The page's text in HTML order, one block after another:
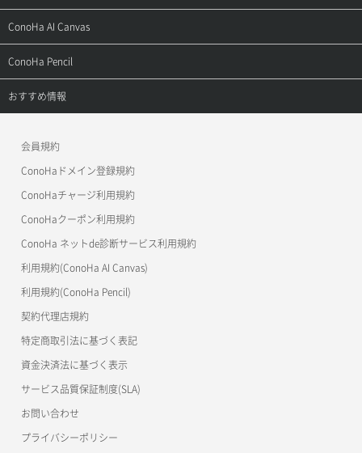
お問い合わせ
お乗り換えガイド
よくある質問
APIドキュメントVPS2.0
APIドキュメントVPS3.0
ご利用ガイド
APIドキュメントVPS2.0
APIドキュメントVPS3.0
サポートトップ
ご利用ガイド
ConoHa AI Canvas
サポートトップ
ご利用ガイド
ConoHa Pencil
サポートトップ
おすすめ情報
美雲このは徹底ガイド
会員規約
ConoHaドメイン登録規約
ConoHaチャージ利用規約
ConoHaクーポン利用規約
ConoHa ネットde診断サービス利用規約
利用規約(ConoHa AI Canvas)
利用規約(ConoHa Pencil)
契約代理店規約
特定商取引法に基づく表記
資金決済法に基づく表示
サービス品質保証制度(SLA)
お問い合わせ
プライバシーポリシー